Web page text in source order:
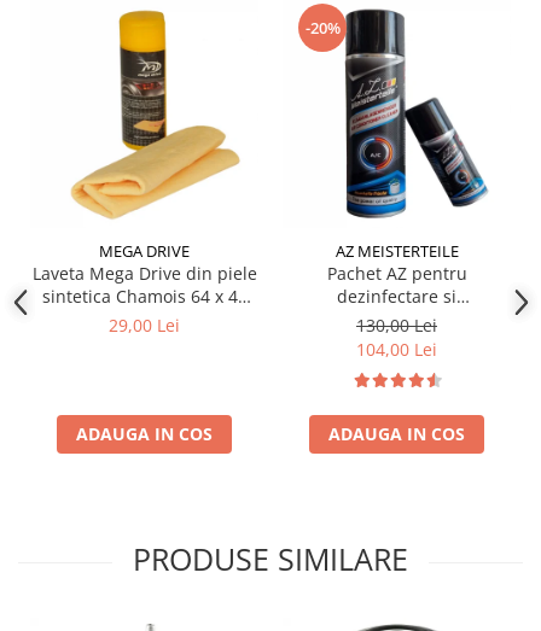
Siguranta Rutiera
Solutii Chimice
Stergatoare Auto
Electrica si Electronice Auto
Becuri Auto
Halogen
LED Omologat RAR
Xenon
Auxiliare Halogen
Accesorii electronice auto
Camere Auto DVR
Odorizante Auto
MEGA DRIVE
Laveta Mega Drive din piele
sintetica Chamois 64 x 43
cm
29,00 Lei
ADAUGA IN COS
-20%
AZ MEISTERTEILE
Pachet AZ pentru
dezinfectare si
improspatare instalatie
auto AC
130,00 Lei
104,00 Lei
ADAUGA IN COS
PRODUSE SIMILARE